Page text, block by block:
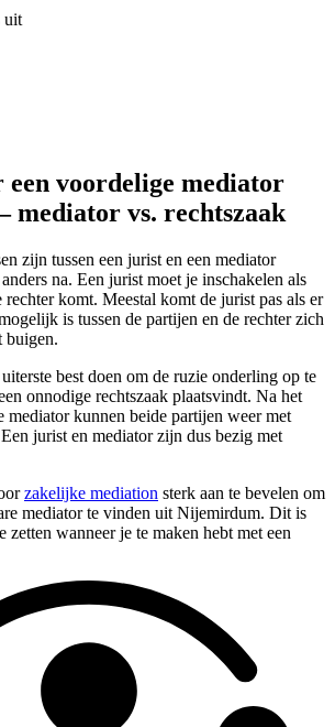
uit
een voordelige mediator
mediator vs. rechtszaak
zijn tussen een jurist en een mediator
na. Een jurist moet je inschakelen als
rechter komt. Meestal komt de jurist pas als er
is tussen de partijen en de rechter zich
buigen.
best doen om de ruzie onderling op te
onnodige rechtszaak plaatsvindt. Na het
mediator kunnen beide partijen weer met
jurist en mediator zijn dus bezig met
zakelijke mediation sterk aan te bevelen om
mediator te vinden uit Nijemirdum. Dit is
zetten wanneer je te maken hebt met een